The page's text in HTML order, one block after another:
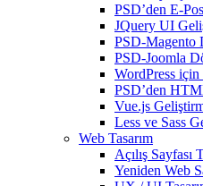
PSD’den E-
JQuery UI
PSD-Magento
PSD-Joomla
WordPress için
PSD’den
Vue.js
Less ve Sass
Web Tasarım
Açılış Sayfası
Yeniden Web